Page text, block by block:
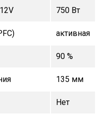
750 Вт
активная
90 %
135 мм
Нет